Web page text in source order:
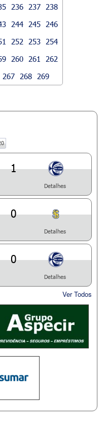
236 237
238
244 245
246
252 253
254
260 261
262
267 268 269
1
Detalhes
0
Detalhes
0
Detalhes
Ver Todos